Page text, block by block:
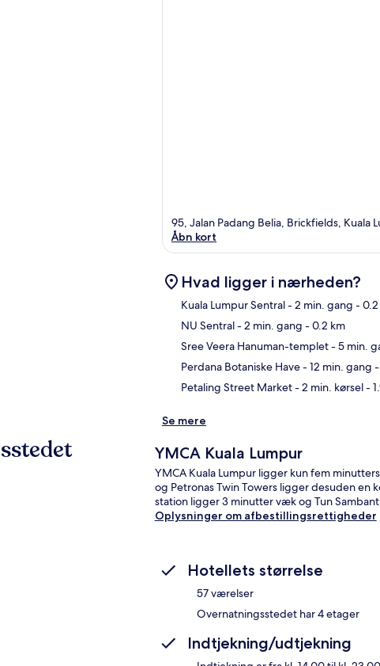
95, Jalan Padang Belia, Brickfields, Kuala
Åbn kort
Hvad ligger i nærheden?
Kuala Lumpur Sentral- 2 min. gang -
NU Sentral- 2 min. gang - 0.2 km
Sree Veera Hanuman-templet- 5 min.
Perdana Botaniske Have- 12 min. gang
Petaling Street Market- 2 min. kørsel-
Se mere
YMCA Kuala Lumpur
YMCA Kuala Lumpur ligger kun fem
og Petronas Twin Towers ligger desuden
station ligger 3 minutter væk og Tun
Oplysninger om afbestillingsrettigheder
Hotellets størrelse
57 værelser
Overnatningsstedet har 4 etager
Indtjekning/udtjekning